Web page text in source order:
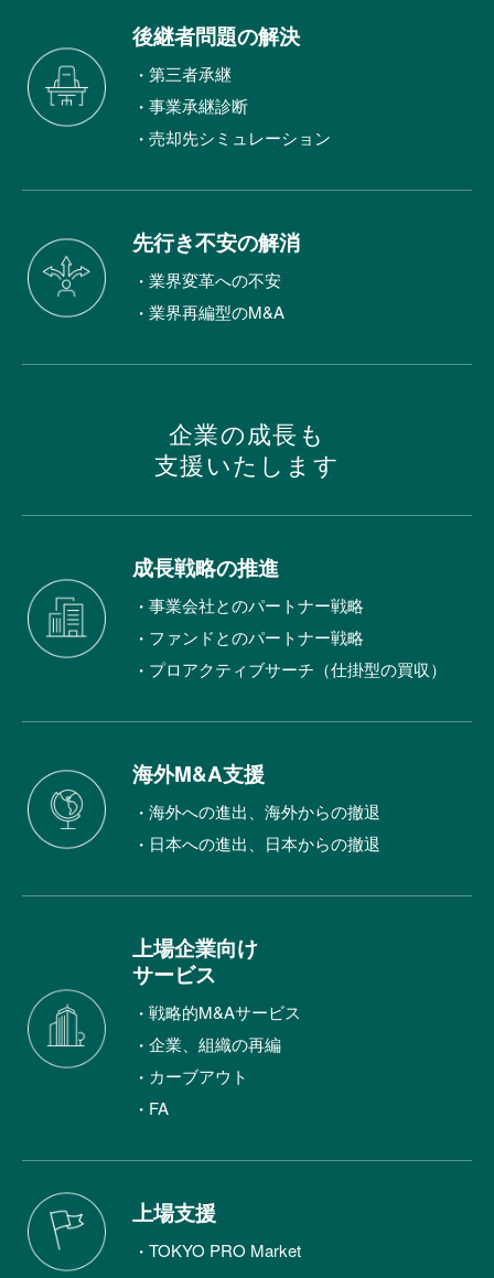
後継者問題の解決
第三者承継
事業承継診断
売却先シミュレーション
先行き不安の解消
業界変革への不安
業界再編型のM&A
企業の成長も
支援いたします
成長戦略の推進
事業会社とのパートナー戦略
ファンドとのパートナー戦略
プロアクティブサーチ（仕掛型の買収）
海外M&A支援
海外への進出、海外からの撤退
日本への進出、日本からの撤退
上場企業向け
サービス
戦略的M&Aサービス
企業、組織の再編
カーブアウト
FA
上場支援
TOKYO PRO Market